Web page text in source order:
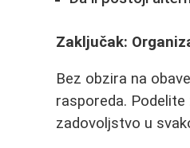
Zaključak:
Bez obzira na
rasporeda.
zadovoljstvo u